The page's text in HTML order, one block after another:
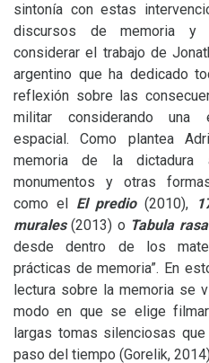
sintonía con estas
discursos de memoria y
considerar el trabajo de
argentino que ha dedicado
reflexión sobre las
militar considerando una
espacial. Como plantea
memoria de la dictadura
monumentos y otras
como el El predio(2010),
murales(2013) o Tabula rasa
desde dentro de los
prácticas de memoria”. En
lectura sobre la memoria se
modo en que se elige
largas tomas silenciosas
paso del tiempo (Gorelik,